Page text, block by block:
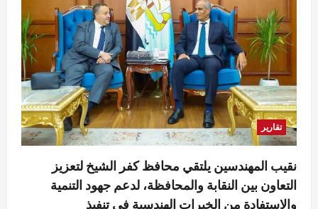
تقارير
نقيب المهندسين يلتقي محافظ كفر الشيخ لتعزيز
التعاون بين النقابة والمحافظة، لدعم جهود التنمية
والاستفادة من الخبرات الهندسية في تنفيذ